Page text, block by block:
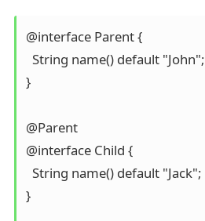
@interface Parent {
  String name() default "John";
}
@Parent
@interface Child {
  String name() default "Jack";
}